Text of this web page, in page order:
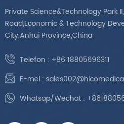
Private Science&Technology Park
Road,Economic & Technology
City,Anhui Province,China
Telefon : +86 18805696311
E-mel :
Whatsap/Wechat :